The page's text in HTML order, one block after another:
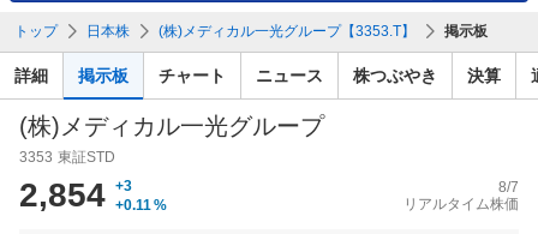
検
索
トップ 日本株 (株)メディカル一光グループ【3353.T】 掲示板
詳細 掲示板 チャート ニュース 株つぶやき 決算
(株)メディカル一光グループ
3353 東証STD
2,854 +3
+0.11 %
8/7
リアルタイム株価